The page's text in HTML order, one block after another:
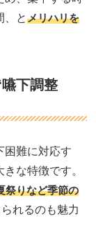
、とメリハリを
下調整
困難に対応す
な特徴です。
祭りなど季節の
れるのも魅力